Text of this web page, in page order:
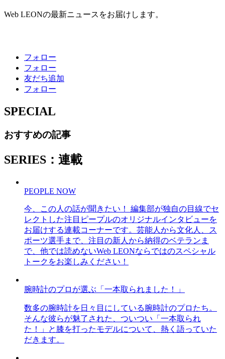
Web LEONの最新ニュースをお届けします。
フォロー
フォロー
友だち追加
フォロー
SPECIAL
おすすめの記事
SERIES：連載
PEOPLE NOW
今、この人の話が聞きたい！ 編集部が独自の目線でセ
レクトした注目ピープルのオリジナルインタビューを
お届けする連載コーナーです。芸能人から文化人、ス
ポーツ選手まで、注目の新人から納得のベテランま
で、他では読めないWeb LEONならではのスペシャル
トークをお楽しみください！
腕時計のプロが選ぶ「一本取られました！」
数多の腕時計を日々目にしている腕時計のプロたち。
そんな彼らが魅了された、ついつい「一本取られ
た！」と膝を打ったモデルについて、熱く語っていた
だきます。